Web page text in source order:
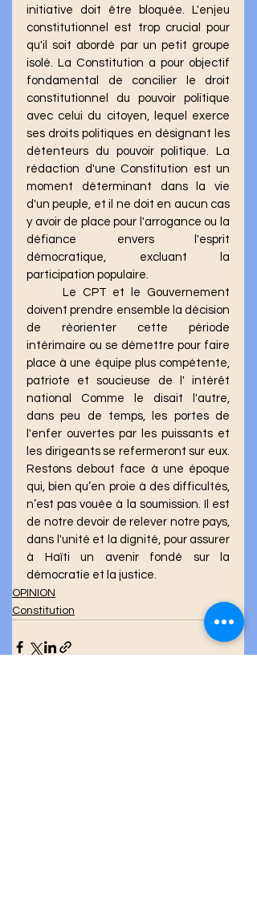
initiative doit être bloquée. L'enjeu
constitutionnel est trop crucial pour
qu'il soit abordé par un petit groupe
isolé. La Constitution a pour objectif
fondamental de concilier le droit
constitutionnel du pouvoir politique
avec celui du citoyen, lequel exerce
ses droits politiques en désignant les
détenteurs du pouvoir politique. La
rédaction d'une Constitution est un
moment déterminant dans la vie
d'un peuple, et il ne doit en aucun cas
y avoir de place pour l'arrogance ou la
défiance envers l'esprit
démocratique, excluant la
participation populaire.
doivent prendre ensemble la décision
de réorienter cette période
intérimaire ou se démettre pour faire
place à une équipe plus compétente,
patriote et soucieuse de l' intérêt
national Comme le disait l'autre,
dans peu de temps, les portes de
l'enfer ouvertes par les puissants et
les dirigeants se refermeront sur eux.
Restons debout face à une époque
qui, bien qu’en proie à des difficultés,
n’est pas vouée à la soumission. Il est
de notre devoir de relever notre pays,
dans l'unité et la dignité, pour assurer
à Haïti un avenir fondé sur la
démocratie et la justice.
OPINION
Constitution